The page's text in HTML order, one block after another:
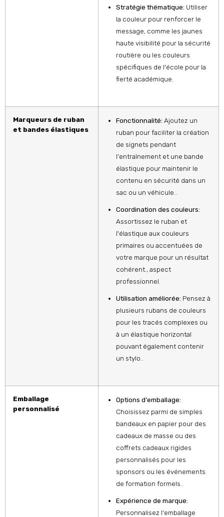
Stratégie thématique: Utiliser
la couleur pour renforcer le
message, comme les jaunes
haute visibilité pour la sécurité
routière ou les couleurs
spécifiques de l'école pour la
fierté académique.
Marqueurs de ruban
et bandes élastiques
Fonctionnalité: Ajoutez un
ruban pour faciliter la création
de signets pendant
l'entraînement et une bande
élastique pour maintenir le
contenu en sécurité dans un
sac ou un véhicule..
Coordination des couleurs:
Assortissez le ruban et
l'élastique aux couleurs
primaires ou accentuées de
votre marque pour un résultat
cohérent., aspect
professionnel.
Utilisation améliorée: Pensez à
plusieurs rubans de couleurs
pour les tracés complexes ou
à un élastique horizontal
pouvant également contenir
un stylo..
Emballage
personnalisé
Options d'emballage:
Choisissez parmi de simples
bandeaux en papier pour des
cadeaux de masse ou des
coffrets cadeaux rigides
personnalisés pour les
sponsors ou les événements
de formation formels..
Expérience de marque:
Personnalisez l'emballage